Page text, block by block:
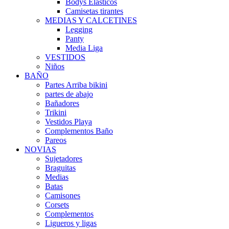
Bodys Elásticos
Camisetas tirantes
MEDIAS Y CALCETINES
Legging
Panty
Media Liga
VESTIDOS
Niños
BAÑO
Partes Arriba bikini
partes de abajo
Bañadores
Trikini
Vestidos Playa
Complementos Baño
Pareos
NOVIAS
Sujetadores
Braguitas
Medias
Batas
Camisones
Corsets
Complementos
Ligueros y ligas